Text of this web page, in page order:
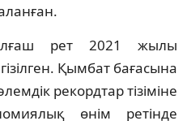
рет 2021 жылы
Қымбат бағасына
рекордтар тізіміне
өнім ретінде